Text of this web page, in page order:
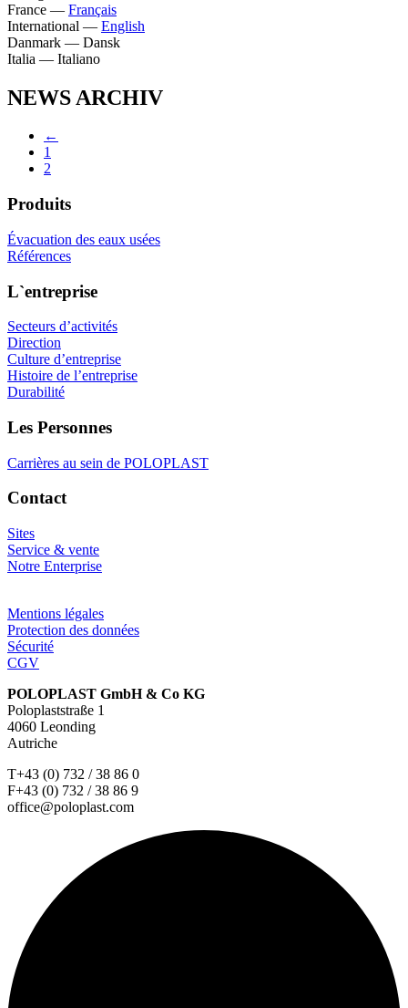
France — Français
International — English
Danmark — Dansk
Italia — Italiano
NEWS ARCHIV
←
1
2
Produits
Évacuation des eaux usées
Références
L`entreprise
Secteurs d’activités
Direction
Culture d’entreprise
Histoire de l’entreprise
Durabilité
Les Personnes
Carrières au sein de POLOPLAST
Contact
Sites
Service & vente
Notre Enterprise
Mentions légales
Protection des données
Sécurité
CGV
POLOPLAST GmbH & Co KG
Poloplaststraße 1
4060 Leonding
Autriche
T+43 (0) 732 / 38 86 0
F+43 (0) 732 / 38 86 9
office@poloplast.com